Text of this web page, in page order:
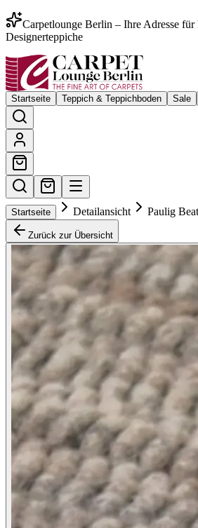
Carpetlounge Berlin – Ihre Adresse für
Designerteppiche
Startseite Teppich & Teppichboden Sale
Startseite Detailansicht Paulig
Zurück zur Übersicht